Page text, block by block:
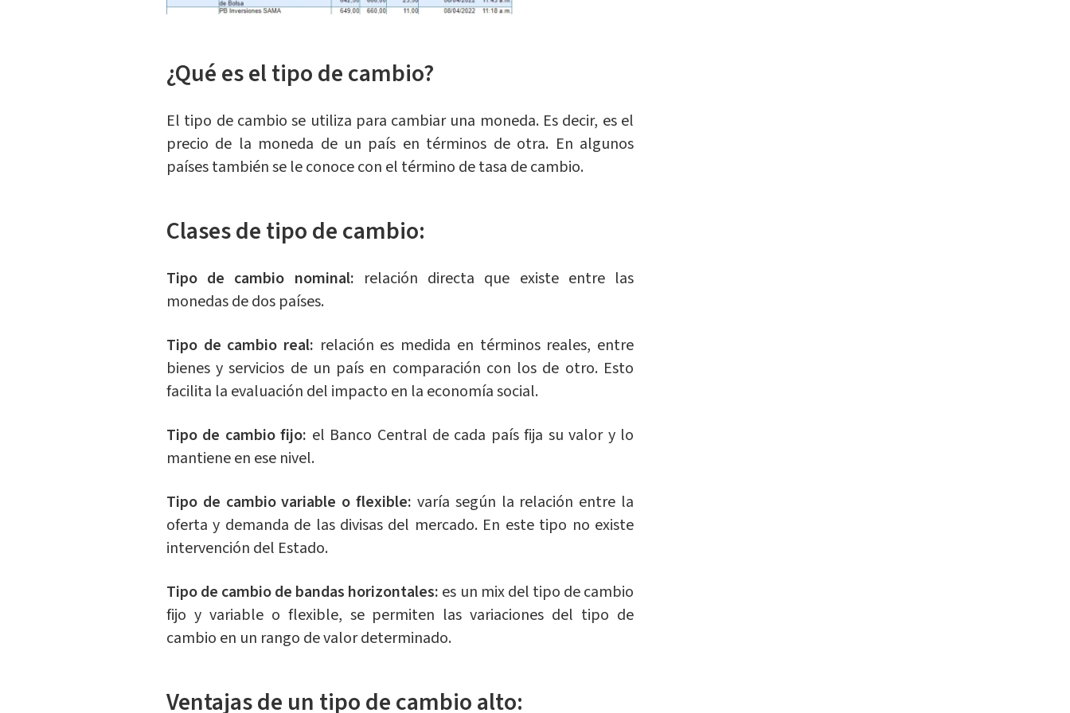
¿Qué es el tipo de cambio?
El tipo de cambio se utiliza para cambiar una moneda. Es decir, es el
precio de la moneda de un país en términos de otra. En algunos
países también se le conoce con el término de tasa de cambio.
Clases de tipo de cambio:
Tipo de cambio nominal: relación directa que existe entre las
monedas de dos países.
Tipo de cambio real: relación es medida en términos reales, entre
bienes y servicios de un país en comparación con los de otro. Esto
facilita la evaluación del impacto en la economía social.
Tipo de cambio fijo: el Banco Central de cada país fija su valor y lo
mantiene en ese nivel.
Tipo de cambio variable o flexible: varía según la relación entre la
oferta y demanda de las divisas del mercado. En este tipo no existe
intervención del Estado.
Tipo de cambio de bandas horizontales: es un mix del tipo de cambio
fijo y variable o flexible, se permiten las variaciones del tipo de
cambio en un rango de valor determinado.
Ventajas de un tipo de cambio alto: